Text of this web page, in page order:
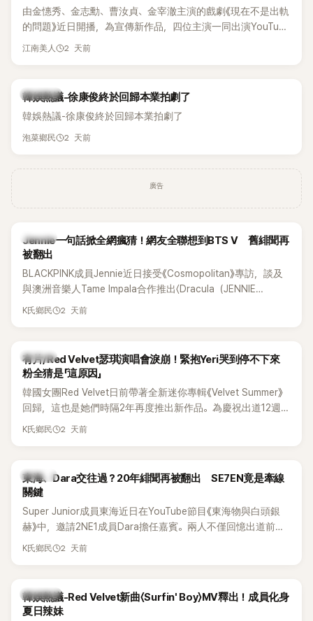
由金憓秀、金志勳、曹汝貞、金宰澈主演的戲劇《現在不是出軌
的問題》近日開播，為宣傳新作品，四位主演一同出演YouTube
節目，不料訪談中的一段發言卻意外掀起爭議。不少網友認
江南美人 2 天前
熱議討論
韓娛熱議-徐康俊終於回歸本業拍劇了
韓娛熱議-徐康俊終於回歸本業拍劇了
泡菜鄉民 2 天前
廣告
K-POP
Jennie一句話掀全網瘋猜！網友全聯想到BTS V 舊緋聞再
被翻出
BLACKPINK成員Jennie近日接受《Cosmopolitan》專訪，談及
與澳洲音樂人Tame Impala合作推出〈Dracula（JENNIE
Remix）〉的幕後故事，沒想到她一句關於「共同朋友」的回答，
K氏鄉民 2 天前
K-POP
有片/Red Velvet瑟琪演唱會淚崩！緊抱Yeri哭到停不下來
粉全猜是「這原因」
韓國女團Red Velvet日前帶著全新迷你專輯《Velvet Summer》
回歸，這也是她們時隔2年再度推出新作品。為慶祝出道12週
年，五位成員也一連舉辦三場粉絲演唱會，與粉絲共同回顧經
K氏鄉民 2 天前
K-POP
東海、Dara交往過？20年緋聞再被翻出 SE7EN竟是牽線
關鍵
Super Junior成員東海近日在YouTube節目《東海物與白頭銀
赫》中，邀請2NE1成員Dara擔任嘉賓。兩人不僅回憶出道前的
青澀往事，也首度聊起當年鬧得沸沸揚揚的緋聞，讓東海忍不
K氏鄉民 2 天前
熱議討論
韓娛熱議-Red Velvet新曲〈Surfin' Boy〉MV釋出！成員化身
夏日辣妹